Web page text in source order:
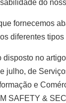
do
fornecemos
diferentes
disposto no
julho, de
e
SAFETY &